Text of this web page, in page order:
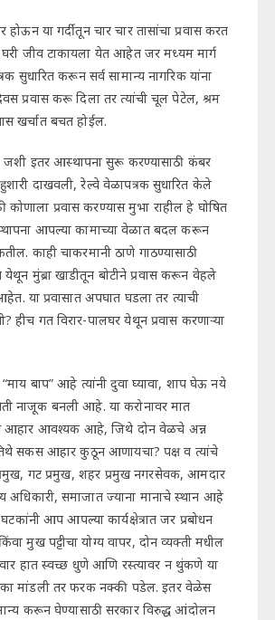
होऊन या गर्दीतून चार चार तासांचा प्रवास करत
जीव टाकायला येत आहेत जर मध्यम मार्ग
सुधारित करून सर्व सामान्य नागरिक यांना
प्रवास करू दिला तर त्यांची चूल पेटेल, श्रम
खर्चात बचत होईल.
जशी इतर आस्थापना सुरू करण्यासाठी कंबर
दाखवली, रेल्वे वेळापत्रक सुधारित केले
प्रवास करण्यास मुभा राहील हे घोषित
आपल्या कामाच्या वेळात बदल करून
काही चाकरमानी ठाणे गाठण्यासाठी
येथून मुंब्रा खाडीतून बोटीने प्रवास करून वेहले
या प्रवासात अपघात घडला तर त्याची
हीच गत विरार-पालघर येथून प्रवास करणाऱ्या
बाप” आहे त्यांनी दुवा घ्यावा, शाप घेऊ नये
नाजूक बनली आहे. या करोनावर मात
आहार आवश्यक आहे, जिथे दोन वेळचे अन्न
सकस आहार कुठून आणायचा? पक्ष व त्यांचे
गट प्रमुख, शहर प्रमुख नगरसेवक, आमदार
अधिकारी, समाजात ज्याना मानाचे स्थान आहे
आप आपल्या कार्यक्षेत्रात जर प्रबोधन
मुख पट्टीचा योग्य वापर, दोन व्यक्ती मधील
हात स्वच्छ धुणे आणि रस्त्यावर न थुंकणे या
मांडली तर फरक नक्की पडेल. इतर वेळेस
करून घेण्यासाठी सरकार विरुद्ध आंदोलन